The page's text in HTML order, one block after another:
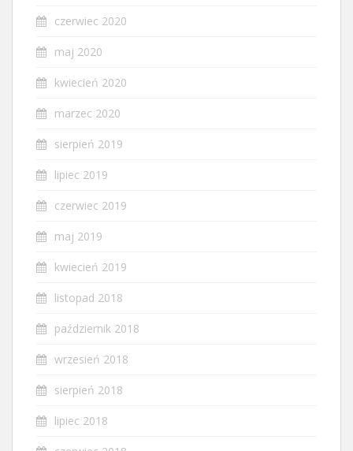
czerwiec 2020
maj 2020
kwiecień 2020
marzec 2020
sierpień 2019
lipiec 2019
czerwiec 2019
maj 2019
kwiecień 2019
listopad 2018
październik 2018
wrzesień 2018
sierpień 2018
lipiec 2018